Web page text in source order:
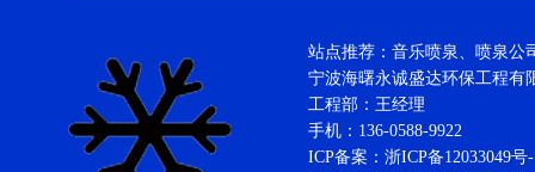
站点推荐：音乐喷泉、喷泉公
宁波海曙永诚盛达环保工程
工程部：王经理
手机：136-0588-9922
ICP备案： 浙ICP备12033049号